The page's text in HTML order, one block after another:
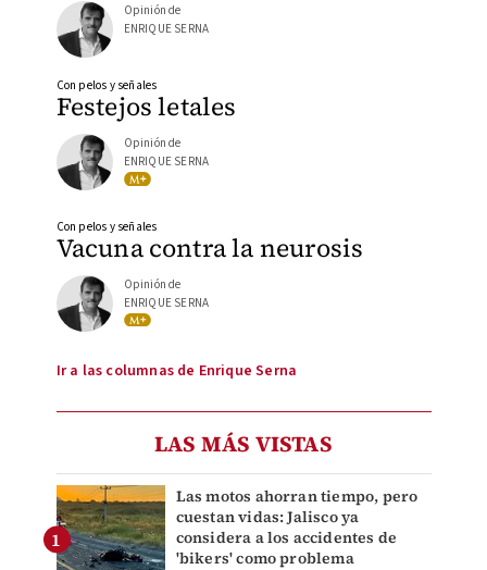
Opinión de
ENRIQUE SERNA
Festejos letales
Con pelos y señales
Opinión de
ENRIQUE SERNA
Vacuna contra la neurosis
Con pelos y señales
Opinión de
ENRIQUE SERNA
Ir a las columnas de Enrique Serna
LAS MÁS VISTAS
Las motos ahorran tiempo, pero
cuestan vidas: Jalisco ya
considera a los accidentes de
'bikers' como problema